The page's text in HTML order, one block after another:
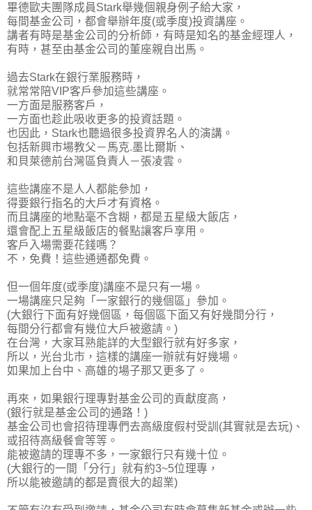
畢德歐夫團隊成員Stark舉幾個親身例子給大家，
每間基金公司，都會舉辦年度(或季度)投資講座。
講者有時是基金公司的分析師，有時是知名的基金經理人，
有時，甚至由基金公司的董座親自出馬。
過去Stark在銀行業服務時，
就常常陪VIP客戶參加這些講座。
一方面是服務客戶，
一方面也趁此吸收更多的投資話題。
也因此，Stark也聽過很多投資界名人的演講。
包括新興市場教父－馬克.墨比爾斯、
和貝萊德前台灣區負責人－張凌雲。
這些講座不是人人都能參加，
得要銀行指名的大戶才有資格 。
而且講座的地點毫不含糊，都是五星級大飯店，
還會配上五星級飯店的餐點讓客戶享用。
客戶入場需要花錢嗎？
不，免費！這些通通都免費。
但一個年度(或季度)講座不是只有一場。
一場講座只足夠「一家銀行的幾個區」參加。
(大銀行下面有好幾個區，每個區下面又有好幾間分行，
每間分行都會有幾位大戶被邀請。)
在台灣，大家耳熟能詳的大型銀行就有好多家，
所以，光台北市，這樣的講座一辦就有好幾場。
如果加上台中、高雄的場子那又更多了。
再來，如果銀行理專對基金公司的貢獻度高，
(銀行就是基金公司的通路！)
基金公司也會招待理專們去高級度假村受訓(其實就是去玩)、
或招待高級餐會等等。
能被邀請的理專不多，一家銀行只有幾十位。
(大銀行的一間「分行」就有約3~5位理專，
所以能被邀請的都是賣很大的超業)